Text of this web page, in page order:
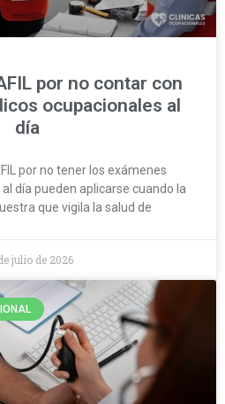
por no contar con
ocupacionales al
día
por no tener los exámenes
día pueden aplicarse cuando la
que vigila la salud de
julio de 2026